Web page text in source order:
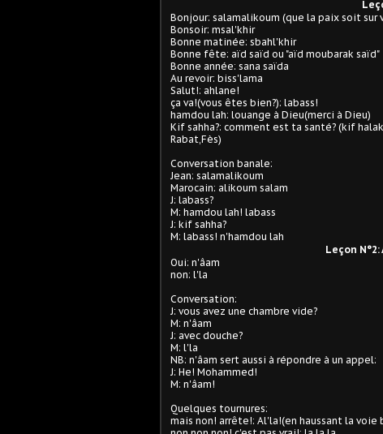
Bonjour: salamalikoum (que la paix soit sur
Bonsoir: msal'khir
Bonne matinée: sbahl'khir
Bonne fête: aïd saïd ou "aïd moubarak saïd"
Bonne année: sana saïda
Au revoir: biss'lama
Salut!: ahlane!
ça va!(vous êtes bien?): labass!
hamdou lah: louange à Dieu(merci à Dieu)
Kif sahha?: comment est ta santé? (kif
Rabat,Fès)
Conversation banale:
Jean: salamalikoum
Marocain: alikoum salam
J: labass?
M: hamdou lah! labass
J: kif sahha?
M: labass! n'hamdou lah
Leçon
Oui: n'âam
non: l'la
Conversation:
J: vous avez une chambre vide?
M: n'âam
J: avec douche?
M: l'la
NB: n'âam sert aussi à répondre à un appel:
J: He! Mohammed!
M: n'âam!
Quelques tournures:
mais non! arrête!: Al'la!(en haussant la voie